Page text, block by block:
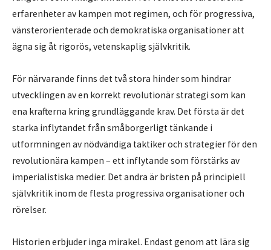
erfarenheter av kampen mot regimen, och för progressiva,
vänsterorienterade och demokratiska organisationer att
ägna sig åt rigorös, vetenskaplig självkritik.
För närvarande finns det två stora hinder som hindrar
utvecklingen av en korrekt revolutionär strategi som kan
ena krafterna kring grundläggande krav. Det första är det
starka inflytandet från småborgerligt tänkande i
utformningen av nödvändiga taktiker och strategier för den
revolutionära kampen – ett inflytande som förstärks av
imperialistiska medier. Det andra är bristen på principiell
självkritik inom de flesta progressiva organisationer och
rörelser.
Historien erbjuder inga mirakel. Endast genom att lära sig